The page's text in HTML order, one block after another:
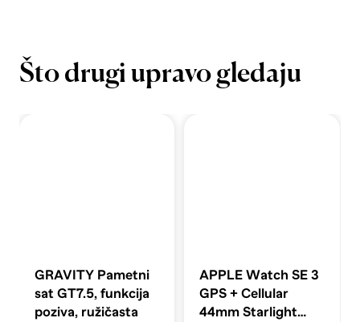
Što drugi upravo gledaju
GRAVITY Pametni
sat GT7.5, funkcija
poziva, ružičasta
APPLE Watch SE 3
GPS + Cellular
44mm Starlight